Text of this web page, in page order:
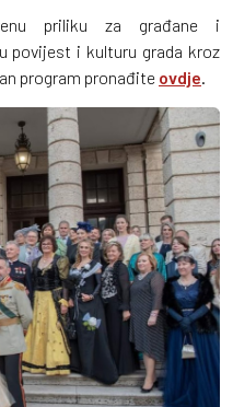
priliku za građane i
povijest i kulturu grada kroz
program pronađite ovdje